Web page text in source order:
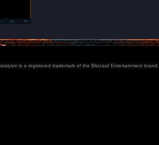
is a registered trademark of the Blizzard Entertainment brand.